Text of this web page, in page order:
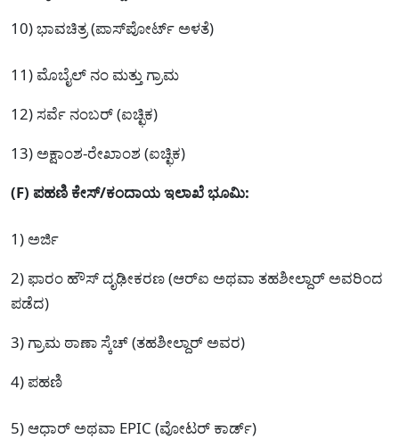
10) ಭಾವಚಿತ್ರ (ಪಾಸ್‌ಪೋರ್ಟ್ ಅಳತೆ)
11) ಮೊಬೈಲ್ ನಂ ಮತ್ತು ಗ್ರಾಮ
12) ಸರ್ವೆ ನಂಬರ್ (ಐಚ್ಛಿಕ)
13) ಅಕ್ಷಾಂಶ-ರೇಖಾಂಶ (ಐಚ್ಛಿಕ)
(F) ಪಹಣಿ ಕೇಸ್/ಕಂದಾಯ ಇಲಾಖೆ ಭೂಮಿ:
1) ಅರ್ಜಿ
2) ಫಾರಂ ಹೌಸ್ ದೃಢೀಕರಣ (ಆರ್‌ಐ ಅಥವಾ ತಹಶೀಲ್ದಾರ್ ಅವರಿಂದ
ಪಡೆದ)
3) ಗ್ರಾಮ ಠಾಣಾ ಸ್ಕೆಚ್ (ತಹಶೀಲ್ದಾರ್ ಅವರ)
4) ಪಹಣಿ
5) ಆಧಾರ್ ಅಥವಾ EPIC (ವೋಟರ್ ಕಾರ್ಡ್)